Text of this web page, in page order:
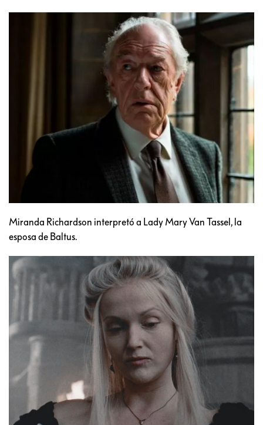
Miranda Richardson interpretó a Lady Mary Van Tassel, la
esposa de Baltus.